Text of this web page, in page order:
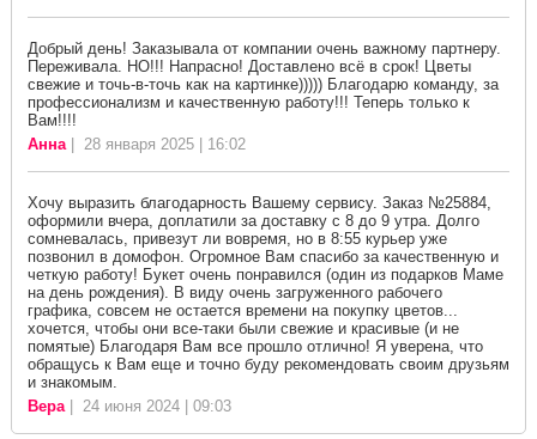
Добрый день! Заказывала от компании очень важному партнеру.
Переживала. НО!!! Напрасно! Доставлено всё в срок! Цветы
свежие и точь-в-точь как на картинке))))) Благодарю команду, за
профессионализм и качественную работу!!! Теперь только к
Вам!!!!
Анна| 28 января 2025 | 16:02
Хочу выразить благодарность Вашему сервису. Заказ №25884,
оформили вчера, доплатили за доставку с 8 до 9 утра. Долго
сомневалась, привезут ли вовремя, но в 8:55 курьер уже
позвонил в домофон. Огромное Вам спасибо за качественную и
четкую работу! Букет очень понравился (один из подарков Маме
на день рождения). В виду очень загруженного рабочего
графика, совсем не остается времени на покупку цветов...
хочется, чтобы они все-таки были свежие и красивые (и не
помятые) Благодаря Вам все прошло отлично! Я уверена, что
обращусь к Вам еще и точно буду рекомендовать своим друзьям
и знакомым.
Вера| 24 июня 2024 | 09:03